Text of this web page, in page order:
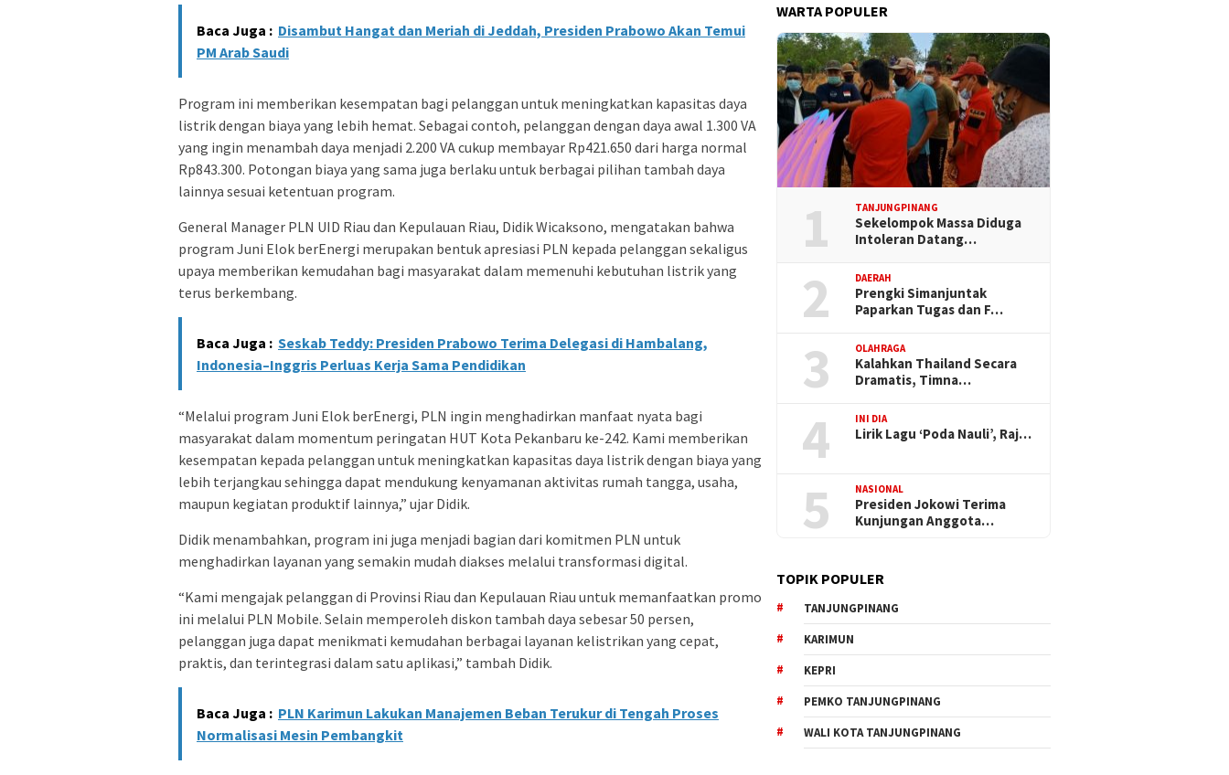
Baca Juga : Disambut Hangat dan Meriah di Jeddah, Presiden Prabowo Akan Temui
PM Arab Saudi
Program ini memberikan kesempatan bagi pelanggan untuk meningkatkan kapasitas daya
listrik dengan biaya yang lebih hemat. Sebagai contoh, pelanggan dengan daya awal 1.300 VA
yang ingin menambah daya menjadi 2.200 VA cukup membayar Rp421.650 dari harga normal
Rp843.300. Potongan biaya yang sama juga berlaku untuk berbagai pilihan tambah daya
lainnya sesuai ketentuan program.
General Manager PLN UID Riau dan Kepulauan Riau, Didik Wicaksono, mengatakan bahwa
program Juni Elok berEnergi merupakan bentuk apresiasi PLN kepada pelanggan sekaligus
upaya memberikan kemudahan bagi masyarakat dalam memenuhi kebutuhan listrik yang
terus berkembang.
Baca Juga : Seskab Teddy: Presiden Prabowo Terima Delegasi di Hambalang,
Indonesia–Inggris Perluas Kerja Sama Pendidikan
“Melalui program Juni Elok berEnergi, PLN ingin menghadirkan manfaat nyata bagi
masyarakat dalam momentum peringatan HUT Kota Pekanbaru ke-242. Kami memberikan
kesempatan kepada pelanggan untuk meningkatkan kapasitas daya listrik dengan biaya yang
lebih terjangkau sehingga dapat mendukung kenyamanan aktivitas rumah tangga, usaha,
maupun kegiatan produktif lainnya,” ujar Didik.
Didik menambahkan, program ini juga menjadi bagian dari komitmen PLN untuk
menghadirkan layanan yang semakin mudah diakses melalui transformasi digital.
“Kami mengajak pelanggan di Provinsi Riau dan Kepulauan Riau untuk memanfaatkan promo
ini melalui PLN Mobile. Selain memperoleh diskon tambah daya sebesar 50 persen,
pelanggan juga dapat menikmati kemudahan berbagai layanan kelistrikan yang cepat,
praktis, dan terintegrasi dalam satu aplikasi,” tambah Didik.
Baca Juga : PLN Karimun Lakukan Manajemen Beban Terukur di Tengah Proses
Normalisasi Mesin Pembangkit
WARTA POPULER
1 TANJUNGPINANG
Sekelompok Massa Diduga
Intoleran Datang…
2 DAERAH
Prengki Simanjuntak
Paparkan Tugas dan F…
3 OLAHRAGA
Kalahkan Thailand Secara
Dramatis, Timna…
4 INI DIA
Lirik Lagu ‘Poda Nauli’, Raj…
5 NASIONAL
Presiden Jokowi Terima
Kunjungan Anggota…
TOPIK POPULER
TANJUNGPINANG
KARIMUN
KEPRI
PEMKO TANJUNGPINANG
WALI KOTA TANJUNGPINANG